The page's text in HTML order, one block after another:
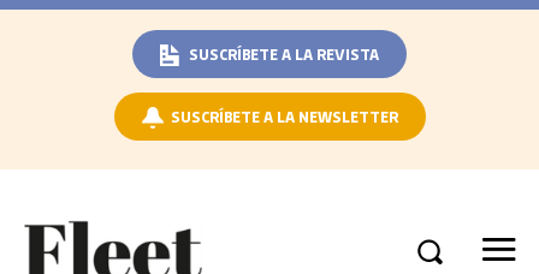
SUSCRÍBETE A LA REVISTA
SUSCRÍBETE A LA NEWSLETTER